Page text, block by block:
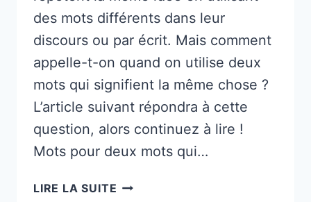
des mots différents dans leur
discours ou par écrit. Mais comment
appelle-t-on quand on utilise deux
mots qui signifient la même chose ?
L’article suivant répondra à cette
question, alors continuez à lire !
Mots pour deux mots qui…
LIRE LA SUITE COMMENT